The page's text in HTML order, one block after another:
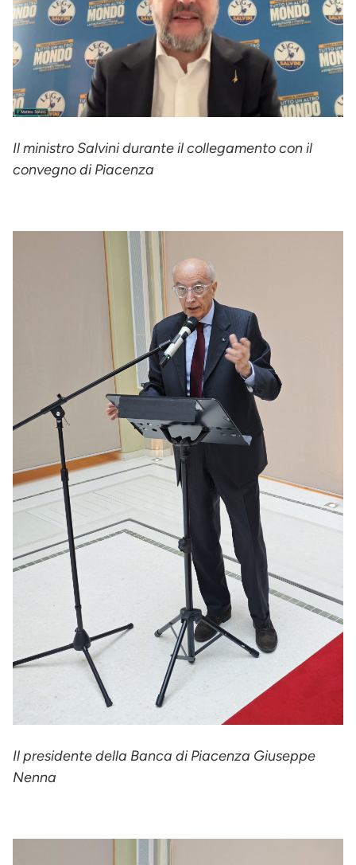
Il ministro Salvini durante il collegamento con il
convegno di Piacenza
Il presidente della Banca di Piacenza Giuseppe
Nenna